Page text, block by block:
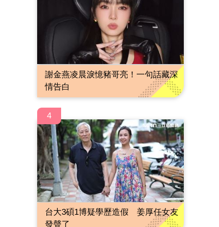
謝金燕凌晨淚憶豬哥亮！一句話藏深
情告白
4
台大3碩1博疑學歷造假 姜厚任女友
發聲了